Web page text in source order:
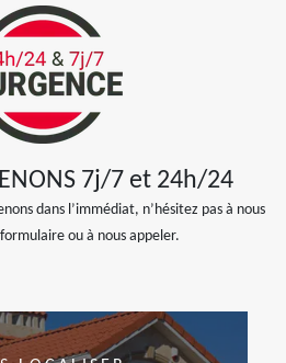
7j/7 et 24h/24
dans l’immédiat, n’hésitez pas à nous
ou à nous appeler.